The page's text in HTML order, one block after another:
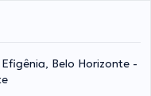
Belo Horizonte -